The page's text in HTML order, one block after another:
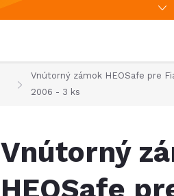
Vnútorný zámok HEOSafe pre
2006 - 3 ks
Vnútorný
HEOSafe